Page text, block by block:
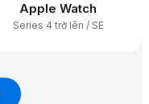
Apple Watch
Series 4 trở lên / SE